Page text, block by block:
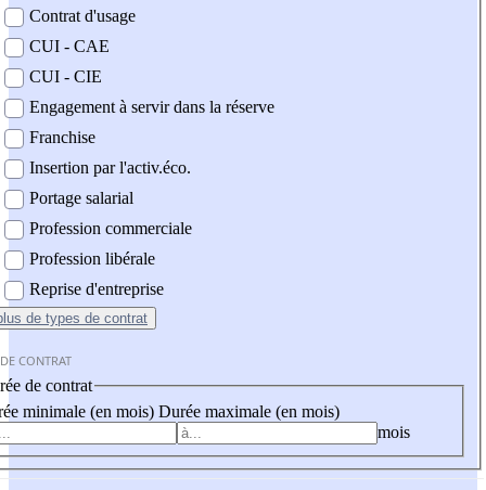
Contrat d'usage
CUI - CAE
CUI - CIE
Engagement à servir dans la réserve
Franchise
Insertion par l'activ.éco.
Portage salarial
Profession commerciale
Profession libérale
Reprise d'entreprise
de types de contrat
CONTRAT
de contrat
minimale (en mois) Durée maximale (en mois)
mois